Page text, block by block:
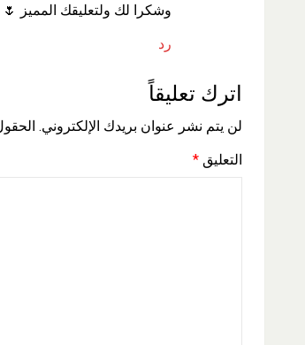
وشكرا لك ولتعليقك المميز 🌷
رد
اترك تعليقاً
لن يتم نشر عنوان بريدك الإلكتروني.
التعليق *